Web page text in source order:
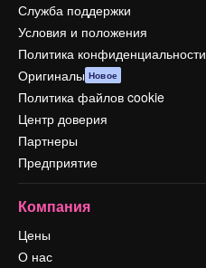
Служба поддержки
Условия и положения
Политика конфиденциальности
Оригиналы Новое
Политика файлов cookie
Центр доверия
Партнеры
Предприятие
Компания
Цены
О нас